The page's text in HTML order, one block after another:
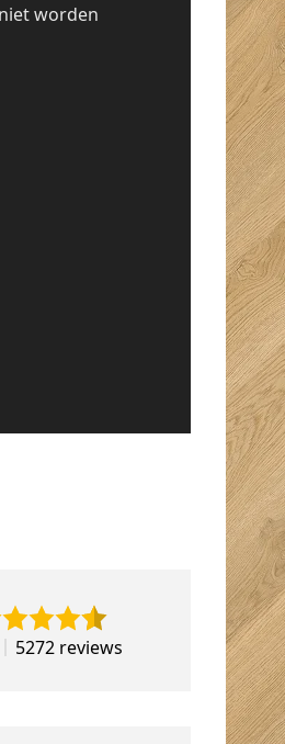
worden
5272 reviews